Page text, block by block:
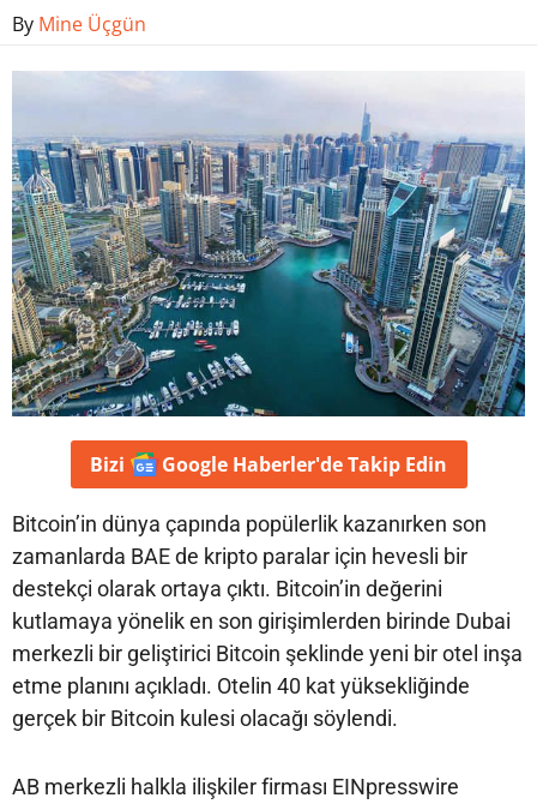
By Mine Üçgün
Bizi Google Haberler'deTakip Edin
Bitcoin’in dünya çapında popülerlik kazanırken son
zamanlarda BAE de kripto paralar için hevesli bir
destekçi olarak ortaya çıktı. Bitcoin’in değerini
kutlamaya yönelik en son girişimlerden birinde Dubai
merkezli bir geliştirici Bitcoin şeklinde yeni bir otel inşa
etme planını açıkladı. Otelin 40 kat yüksekliğinde
gerçek bir Bitcoin kulesi olacağı söylendi.
AB merkezli halkla ilişkiler firması EINpresswire